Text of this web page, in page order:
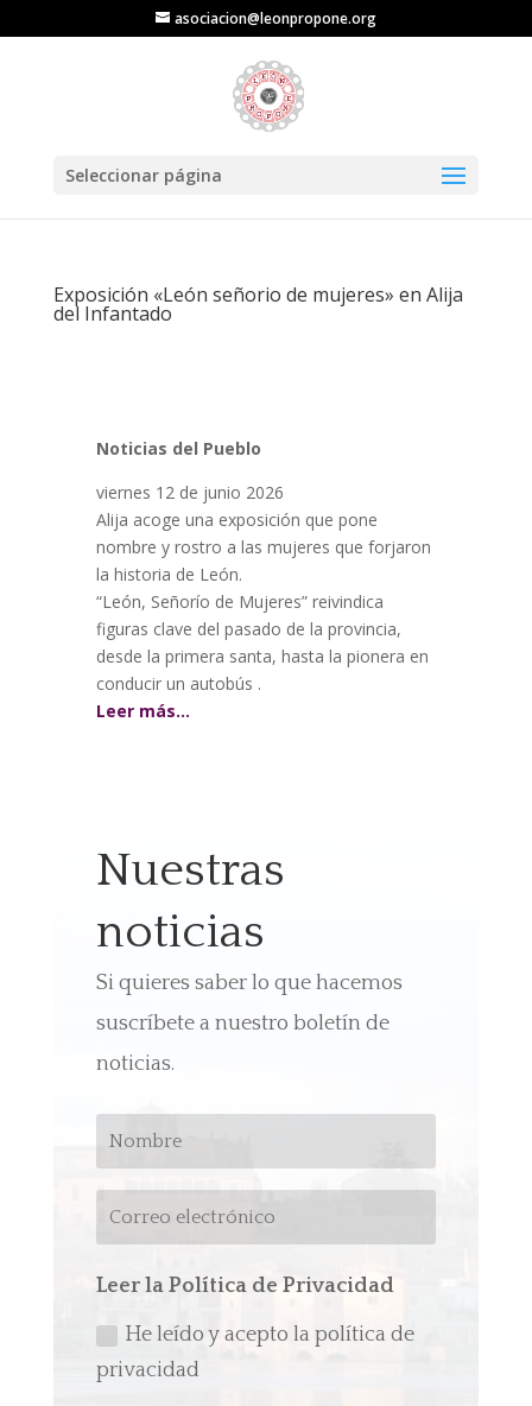
asociacion@leonpropone.org
Seleccionar página
Exposición «León señorio de mujeres» en Alija
del Infantado
Noticias del Pueblo
viernes 12 de junio 2026
Alija acoge una exposición que pone
nombre y rostro a las mujeres que forjaron
la historia de León.
“León, Señorío de Mujeres” reivindica
figuras clave del pasado de la provincia,
desde la primera santa, hasta la pionera en
conducir un autobús .
Leer más…
Nuestras
noticias
Si quieres saber lo que hacemos
suscríbete a nuestro boletín de
noticias.
Leer la Política de Privacidad
He leído y acepto la política de
privacidad